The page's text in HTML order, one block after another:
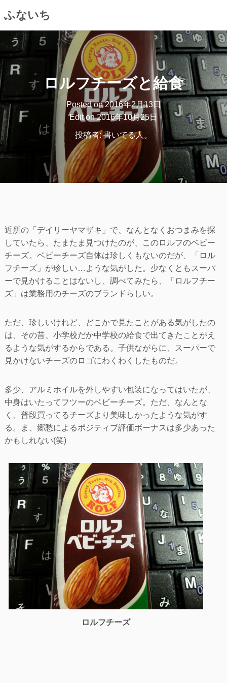
ン
テ
ン
ツ
へ
ス
キ
ッ
プ
ふないち
ロルフチーズと給食
Posted on 2016年2月13日
Edit on 2016年10月25日
投稿者:書いてる人。
近所の「デイリーヤマザキ」で、なんとなくおつまみを探
していたら、たまたま見つけたのが、このロルフのベビー
チーズ。ベビーチーズ自体は珍しくもないのだが、「ロル
フチーズ」が珍しい…ような気がした。少なくともスーパ
ーで見かけることはないし、調べてみたら、「ロルフチー
ズ」は業務用のチーズのブランドらしい。
ただ、珍しいけれど、どこかで見たことがある気がしたの
は、その昔、小学校だか中学校の給食で出てきたことがえ
るような気がするからである。子供ながらに、スーパーで
見かけないチーズのロゴにわくわくしたものだ。
多少、アルミホイルを外しやすい包装になってはいたが、
中身はいたってフツーのベビーチーズ。ただ、なんとな
く、普段買ってるチーズより美味しかったような気がす
る。ま、郷愁によるポジティブ評価ボーナスは多少あった
かもしれない(笑)
ロルフチーズ